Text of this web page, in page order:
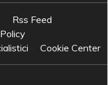
Rss Feed
Cookie Center